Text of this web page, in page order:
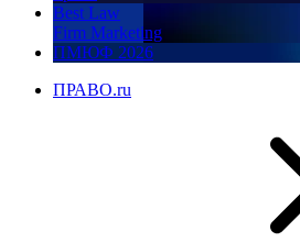
Best Law
Firm Marketing
ПМЮФ 2026
ПРАВО.ru